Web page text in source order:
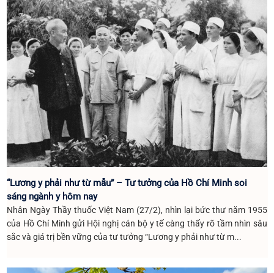
“Lương y phải như từ mẫu” – Tư tưởng của Hồ Chí Minh soi
sáng ngành y hôm nay
Nhân Ngày Thầy thuốc Việt Nam (27/2), nhìn lại bức thư năm 1955
của Hồ Chí Minh gửi Hội nghị cán bộ y tế càng thấy rõ tầm nhìn sâu
sắc và giá trị bền vững của tư tưởng “Lương y phải như từ m...